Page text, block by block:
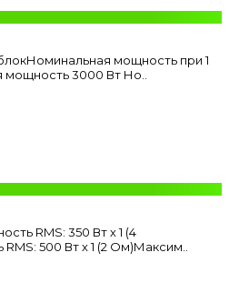
мощность при 1
мощность 3000 Вт Но..
RMS: 350 Вт х 1 (4
500 Вт х 1 (2 Ом)Максим..